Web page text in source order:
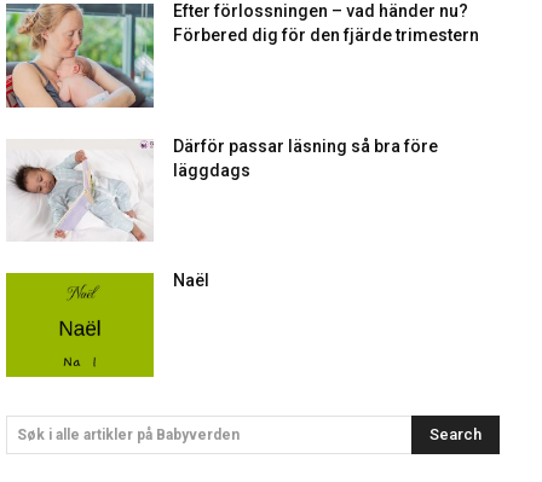
Efter förlossningen – vad händer nu?
Förbered dig för den fjärde trimestern
Därför passar läsning så bra före
läggdags
Naël
Søk i alle artikler på Babyverden Search